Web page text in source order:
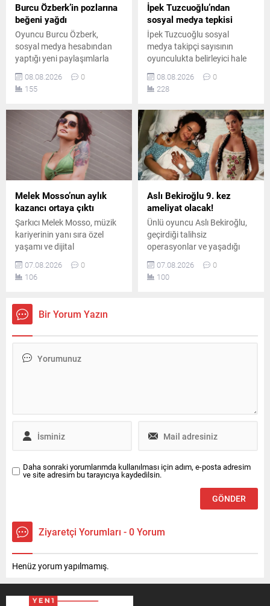
Burcu Özberk’in pozlarına
beğeni yağdı
Oyuncu Burcu Özberk,
sosyal medya hesabından
yaptığı yeni paylaşımlarla
kazandı. Formda
görüntüsüyle dikkat çeken
sürede çok sayıda yorum
08.08.2026
0
155
İpek Tuzcuoğlu’ndan
sosyal medya tepkisi
İpek Tuzcuoğlu sosyal
medya takipçi sayısının
oyunculukta belirleyici hale
oyuncu, gerçek sanatın
rakamlarla ölçülemeyeceğini
önemli bir mesaj verdi ve
emeğin değerini özellikle de
vurguladı.
08.08.2026
0
228
Melek Mosso’nun aylık
kazancı ortaya çıktı
Şarkıcı Melek Mosso, müzik
kariyerinin yanı sıra özel
yaşamı ve dijital
platformlardaki
çalışmalarıyla da adından
söz ettiriyor. Instagram’da
kullanan Mosso’nun abone
sayısı ve buradan elde ettiği
07.08.2026
0
106
Aslı Bekiroğlu 9. kez
ameliyat olacak!
Ünlü oyuncu Aslı Bekiroğlu,
geçirdiği talihsiz
operasyonlar ve yaşadığı
ciddi sağlık sorunlarının
ardından, sekiz ameliyatın
sonrasında dokuzuncu kez
07.08.2026
0
100
Bir Yorum Yazın
Daha sonraki yorumlarımda kullanılması için adım, e-posta adresim
ve site adresim bu tarayıcıya kaydedilsin.
Ziyaretçi Yorumları - 0 Yorum
Henüz yorum yapılmamış.